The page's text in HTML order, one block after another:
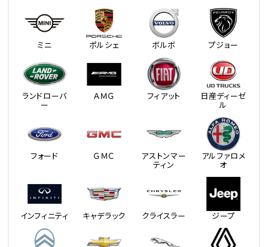
ミニ ポルシェ ボルボ プジョー
ランドローバ
ー
ＡＭＧ フィアット 日産ディーゼ
ル
フォード ＧＭＣ アストンマー
ティン
アルファロメ
オ
インフィニティ キャデラック クライスラー ジープ